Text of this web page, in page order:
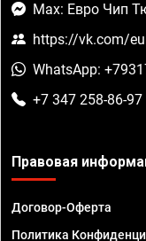
Max: Евро Чип
https://vk.com/
WhatsApp:
+7 347 258-86-97
Правовая
Договор-Оферта
Политика